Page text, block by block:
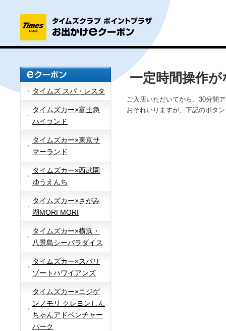
タイムズ スパ・レスタ
タイムズカー×富士急
ハイランド
タイムズカー×東京サ
マーランド
タイムズカー×西武園
ゆうえんち
タイムズカー×さがみ
湖MORI MORI
タイムズカー×横浜・
八景島シーパラダイス
タイムズカー×スパリ
ゾートハワイアンズ
タイムズカー×ニジゲ
ンノモリ クレヨンしん
ちゃんアドベンチャー
パーク
一定時間操作
ご入店いただいてから、30分間
おそれいりますが、下記のボタ